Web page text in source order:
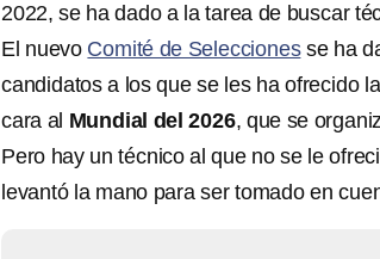
2022, se ha dado a la tarea de buscar
El nuevo Comité de Seleccionesse ha
candidatos a los que se les ha ofrecido
cara al Mundial del 2026, que se
Pero hay un técnico al que no se le
levantó la mano para ser tomado en